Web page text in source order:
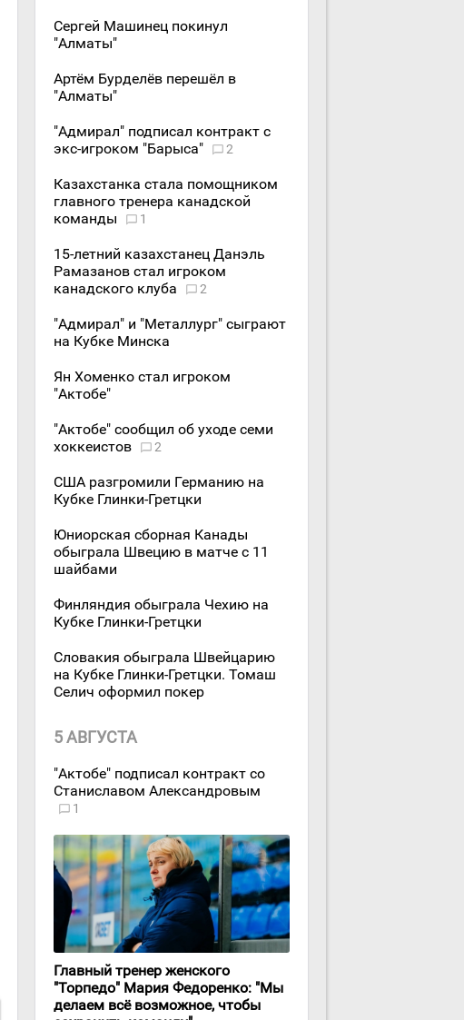
Сергей Машинец покинул
"Алматы"
Артём Бурделёв перешёл в
"Алматы"
"Адмирал" подписал контракт с
экс-игроком "Барыса"
2
Казахстанка стала помощником
главного тренера канадской
команды
1
15-летний казахстанец Данэль
Рамазанов стал игроком
канадского клуба
2
"Адмирал" и "Металлург" сыграют
на Кубке Минска
Ян Хоменко стал игроком
"Актобе"
"Актобе" сообщил об уходе семи
хоккеистов
2
США разгромили Германию на
Кубке Глинки-Гретцки
Юниорская сборная Канады
обыграла Швецию в матче с 11
шайбами
Финляндия обыграла Чехию на
Кубке Глинки-Гретцки
Словакия обыграла Швейцарию
на Кубке Глинки-Гретцки. Томаш
Селич оформил покер
5 АВГУСТА
"Актобе" подписал контракт со
Станиславом Александровым
1
Главный тренер женского
"Торпедо" Мария Федоренко: "Мы
делаем всё возможное, чтобы